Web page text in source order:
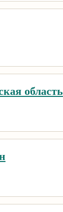
область